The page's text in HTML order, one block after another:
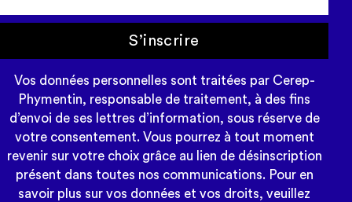
S’inscrire
Vos données personnelles sont traitées par Cerep-
Phymentin, responsable de traitement, à des fins
d’envoi de ses lettres d’information, sous réserve de
votre consentement. Vous pourrez à tout moment
revenir sur votre choix grâce au lien de désinscription
présent dans toutes nos communications. Pour en
savoir plus sur vos données et vos droits, veuillez